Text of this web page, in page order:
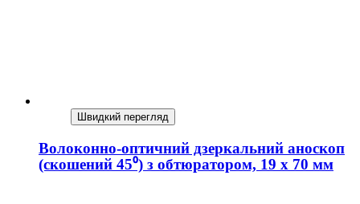
Швидкий перегляд
Волоконно-оптичний дзеркальний аноскоп
(скошений 45⁰) з обтюратором, 19 х 70 мм